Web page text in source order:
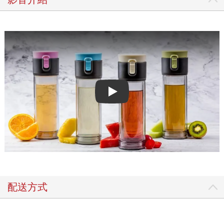
Play video
配送方式